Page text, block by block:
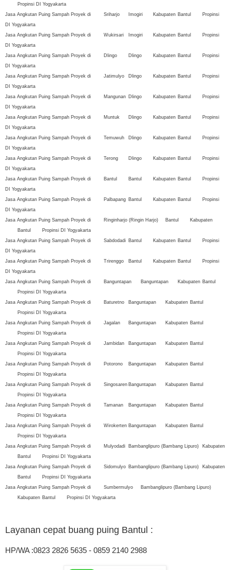
Propinsi DI Yogyakarta
Jasa Angkutan Puing Sampah Proyek di
Sriharjo Imogiri Kabupaten Bantul
Propinsi
DI Yogyakarta
Jasa Angkutan Puing Sampah Proyek di
Wukirsari Imogiri Kabupaten Bantul
Propinsi
DI Yogyakarta
Jasa Angkutan Puing Sampah Proyek di
Dlingo Dlingo Kabupaten Bantul
Propinsi
DI Yogyakarta
Jasa Angkutan Puing Sampah Proyek di
Jatimulyo Dlingo Kabupaten Bantul
Propinsi
DI Yogyakarta
Jasa Angkutan Puing Sampah Proyek di
Mangunan Dlingo Kabupaten Bantul
Propinsi
DI Yogyakarta
Jasa Angkutan Puing Sampah Proyek di
Muntuk Dlingo Kabupaten Bantul
Propinsi
DI Yogyakarta
Jasa Angkutan Puing Sampah Proyek di
Temuwuh Dlingo Kabupaten Bantul
Propinsi
DI Yogyakarta
Jasa Angkutan Puing Sampah Proyek di
Terong Dlingo Kabupaten Bantul
Propinsi
DI Yogyakarta
Jasa Angkutan Puing Sampah Proyek di
Bantul Bantul Kabupaten Bantul
Propinsi
DI Yogyakarta
Jasa Angkutan Puing Sampah Proyek di
Palbapang Bantul Kabupaten Bantul
Propinsi
DI Yogyakarta
Jasa Angkutan Puing Sampah Proyek di
Ringinharjo (Ringin Harjo) Bantul
Kabupaten
Bantul
Propinsi DI Yogyakarta
Jasa Angkutan Puing Sampah Proyek di
Sabdodadi Bantul Kabupaten Bantul
Propinsi
DI Yogyakarta
Jasa Angkutan Puing Sampah Proyek di
Trirenggo Bantul Kabupaten Bantul
Propinsi
DI Yogyakarta
Jasa Angkutan Puing Sampah Proyek di
Banguntapan Banguntapan Kabupaten Bantul
Propinsi DI Yogyakarta
Jasa Angkutan Puing Sampah Proyek di
Baturetno Banguntapan Kabupaten Bantul
Propinsi DI Yogyakarta
Jasa Angkutan Puing Sampah Proyek di
Jagalan Banguntapan Kabupaten Bantul
Propinsi DI Yogyakarta
Jasa Angkutan Puing Sampah Proyek di
Jambidan Banguntapan Kabupaten Bantul
Propinsi DI Yogyakarta
Jasa Angkutan Puing Sampah Proyek di
Potorono Banguntapan Kabupaten Bantul
Propinsi DI Yogyakarta
Jasa Angkutan Puing Sampah Proyek di
Singosaren Banguntapan Kabupaten Bantul
Propinsi DI Yogyakarta
Jasa Angkutan Puing Sampah Proyek di
Tamanan Banguntapan Kabupaten Bantul
Propinsi DI Yogyakarta
Jasa Angkutan Puing Sampah Proyek di
Wirokerten Banguntapan Kabupaten Bantul
Propinsi DI Yogyakarta
Jasa Angkutan Puing Sampah Proyek di
Mulyodadi Bambanglipuro (Bambang Lipuro)
Kabupaten
Bantul
Propinsi DI Yogyakarta
Jasa Angkutan Puing Sampah Proyek di
Sidomulyo Bambanglipuro (Bambang Lipuro)
Kabupaten
Bantul
Propinsi DI Yogyakarta
Jasa Angkutan Puing Sampah Proyek di
Sumbermulyo
Bambanglipuro (Bambang Lipuro)
Kabupaten Bantul Propinsi DI Yogyakarta
Layanan cepat buang puing Bantul :
HP/WA :0823 2826 5635 - 0859 2140 2988